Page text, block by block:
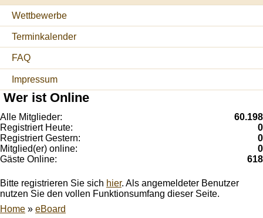
Wettbewerbe
Terminkalender
FAQ
Impressum
Wer ist Online
Alle Mitglieder:
60.198
Registriert Heute:
0
Registriert Gestern:
0
Mitglied(er) online:
0
Gäste Online:
618
Bitte registrieren Sie sich hier. Als angemeldeter Benutzer
nutzen Sie den vollen Funktionsumfang dieser Seite.
Home » eBoard